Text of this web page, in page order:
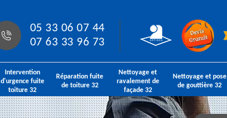
05 33 06 07 44
07 63 33 96 73
Intervention
d'urgence fuite
toiture 32
Réparation fuite
de toiture 32
Nettoyage et
ravalement de
façade 32
Nettoyage et pose
de gouttière 32